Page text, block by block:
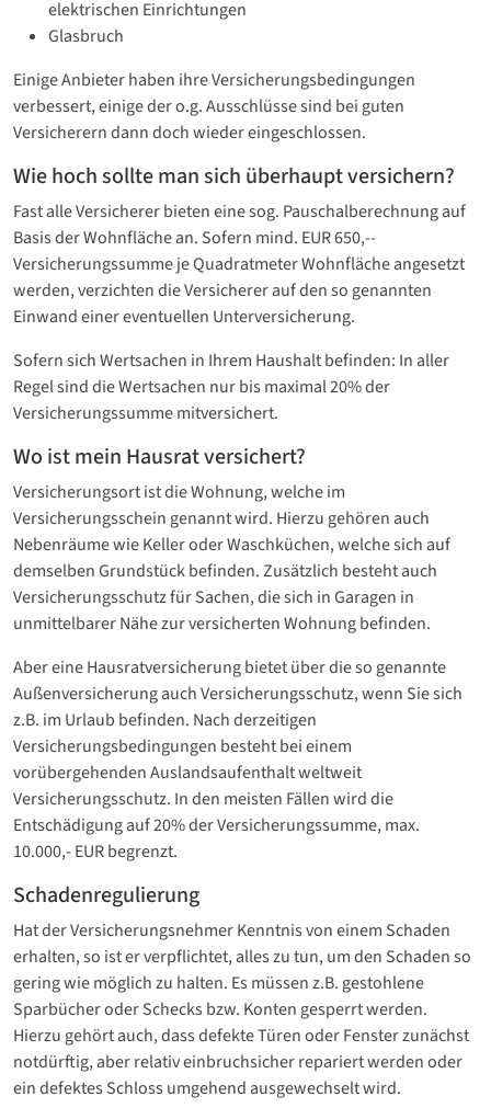
elektrischen Einrichtungen
Glasbruch
Einige Anbieter haben ihre Versicherungsbedingungen
verbessert, einige der o.g. Ausschlüsse sind bei guten
Versicherern dann doch wieder eingeschlossen.
Wie hoch sollte man sich überhaupt versichern?
Fast alle Versicherer bieten eine sog. Pauschalberechnung auf
Basis der Wohnfläche an. Sofern mind. EUR 650,--
Versicherungssumme je Quadratmeter Wohnfläche angesetzt
werden, verzichten die Versicherer auf den so genannten
Einwand einer eventuellen Unterversicherung.
Sofern sich Wertsachen in Ihrem Haushalt befinden: In aller
Regel sind die Wertsachen nur bis maximal 20% der
Versicherungssumme mitversichert.
Wo ist mein Hausrat versichert?
Versicherungsort ist die Wohnung, welche im
Versicherungsschein genannt wird. Hierzu gehören auch
Nebenräume wie Keller oder Waschküchen, welche sich auf
demselben Grundstück befinden. Zusätzlich besteht auch
Versicherungsschutz für Sachen, die sich in Garagen in
unmittelbarer Nähe zur versicherten Wohnung befinden.
Aber eine Hausratversicherung bietet über die so genannte
Außenversicherung auch Versicherungsschutz, wenn Sie sich
z.B. im Urlaub befinden. Nach derzeitigen
Versicherungsbedingungen besteht bei einem
vorübergehenden Auslandsaufenthalt weltweit
Versicherungsschutz. In den meisten Fällen wird die
Entschädigung auf 20% der Versicherungssumme, max.
10.000,- EUR begrenzt.
Schadenregulierung
Hat der Versicherungsnehmer Kenntnis von einem Schaden
erhalten, so ist er verpflichtet, alles zu tun, um den Schaden so
gering wie möglich zu halten. Es müssen z.B. gestohlene
Sparbücher oder Schecks bzw. Konten gesperrt werden.
Hierzu gehört auch, dass defekte Türen oder Fenster zunächst
notdürftig, aber relativ einbruchsicher repariert werden oder
ein defektes Schloss umgehend ausgewechselt wird.